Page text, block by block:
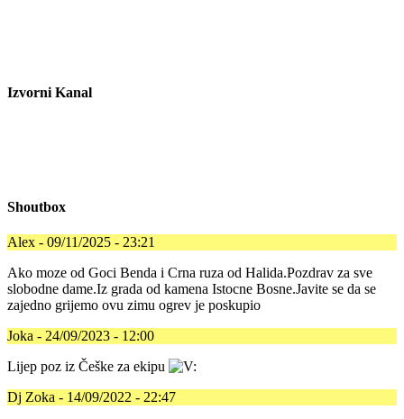
Izvorni Kanal
Shoutbox
Alex - 09/11/2025 - 23:21
Ako moze od Goci Benda i Crna ruza od Halida.Pozdrav za sve
slobodne dame.Iz grada od kamena Istocne Bosne.Javite se da se
zajedno grijemo ovu zimu ogrev je poskupio
Joka - 24/09/2023 - 12:00
Lijep poz iz Češke za ekipu
Dj Zoka - 14/09/2022 - 22:47